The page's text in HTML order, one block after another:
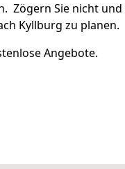
Zögern Sie nicht und
Kyllburg zu planen.
Angebote.